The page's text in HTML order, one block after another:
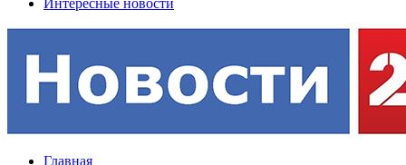
Интересные новости
Главная